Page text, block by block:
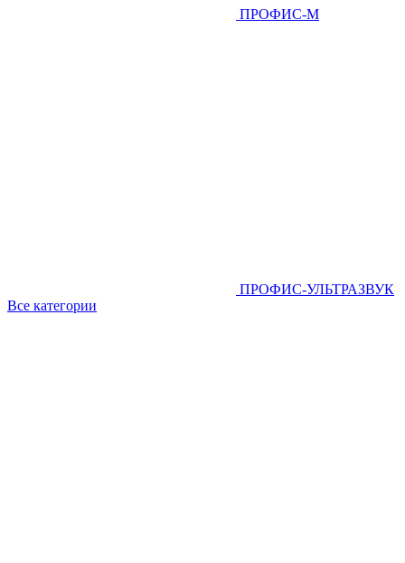
ПРОФИС-М
ПРОФИС-УЛЬТРАЗВУК
Все категории